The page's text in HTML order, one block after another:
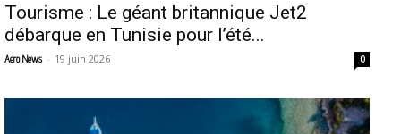
Tourisme : Le géant britannique Jet2
débarque en Tunisie pour l’été...
Aero News - 19 juin 2026 0